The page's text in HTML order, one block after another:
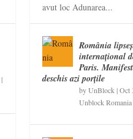
|
avut loc Adunarea...
România
internațional
Paris.
deschis azi porțile
byUnBlock |Oct
Unblock Romania